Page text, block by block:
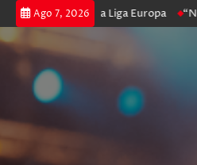
Ago 7, 2026
na Liga Europa “Não ia